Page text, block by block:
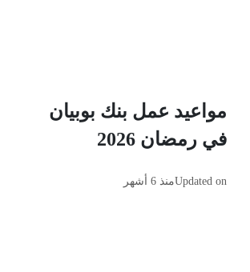
مواعيد عمل بنك بوبيان
في رمضان 2026
Updated onمنذ 6 أشهر